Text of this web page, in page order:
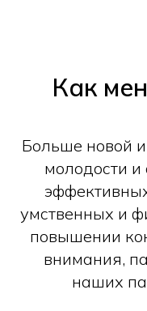
Как
Больше новой
молодости и
умственных и
повышении
внимания,
наших